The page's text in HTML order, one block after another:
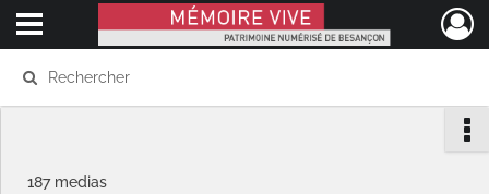
Mémoire Vive patrimoine numérisé de Besançon
Ouvrir le menu déroulant
187 medias